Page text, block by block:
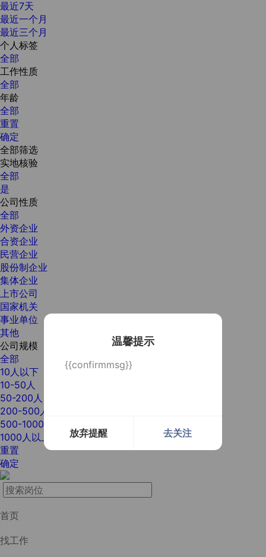
温馨提示
{{confirmmsg}}
放弃提醒 去关注
最近7天
最近一个月
最近三个月
个人标签
全部
工作性质
全部
年龄
全部
重置
确定
全部筛选
实地核验
全部
是
公司性质
全部
外资企业
合资企业
民营企业
股份制企业
集体企业
上市公司
国家机关
事业单位
其他
公司规模
全部
10人以下
10-50人
50-200人
200-500人
500-1000人
1000人以上
重置
确定
首页
找工作